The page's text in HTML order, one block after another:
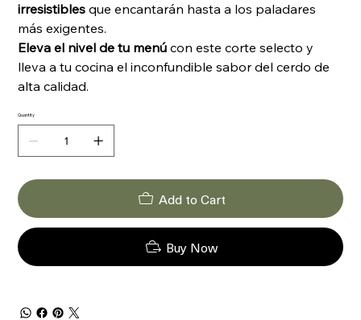
irresistibles que encantarán hasta a los paladares
más exigentes.
Eleva el nivel de tu menú con este corte selecto y
lleva a tu cocina el inconfundible sabor del cerdo de
alta calidad.
Quantity
Add to Cart
Buy Now